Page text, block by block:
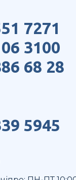
7271
3100
68 28
5945